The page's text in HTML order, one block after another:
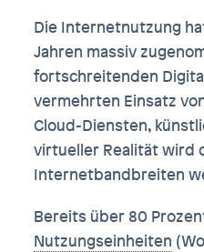
Die Internetnutzung
Jahren massiv
fortschreitenden
vermehrten Einsatz
Cloud-Diensten,
virtueller Realität wird
Internetbandbreiten
Bereits über 80
Nutzungseinheiten